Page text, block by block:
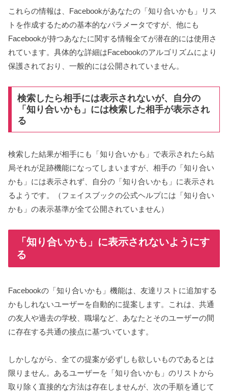
これらの情報は、Facebookがあなたの「知り合いかも」リス
トを作成するための基本的なパラメータですが、他にも
Facebookが持つあなたに関する情報全てが潜在的には使用さ
れています。具体的な詳細はFacebookのアルゴリズムにより
保護されており、一般的には公開されていません。
検索したら相手には表示されないが、自分の
「知り合いかも」には検索した相手が表示され
る
検索した結果が相手にも「知り合いかも」で表示されたら結
局それが足跡機能になってしまいますが、相手の「知り合い
かも」には表示されず、自分の「知り合いかも」に表示され
るようです。（フェイスブックの公式ヘルプには「知り合い
かも」の表示基準が全て公開されていません）
「知り合いかも」に表示されないようにす
る
Facebookの「知り合いかも」機能は、友達リストに追加する
かもしれないユーザーを自動的に提案します。これは、共通
の友人や過去の学校、職場など、あなたとそのユーザーの間
に存在する共通の接点に基づいています。
しかしながら、全ての提案が必ずしも欲しいものであるとは
限りません。あるユーザーを「知り合いかも」のリストから
取り除く直接的な方法は存在しませんが、次の手順を通じて